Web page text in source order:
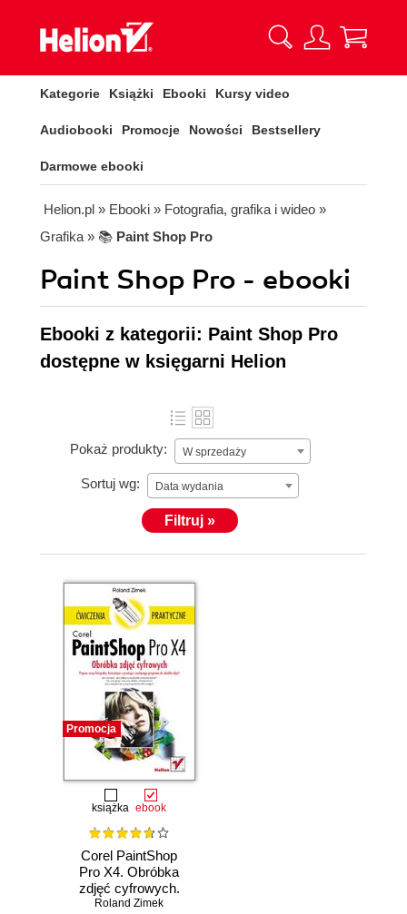
Kategorie Książki Ebooki Kursy video
Audiobooki Promocje Nowości Bestsellery
Darmowe ebooki
Helion.pl » Ebooki » Fotografia, grafika i wideo »
Grafika » 📚 Paint Shop Pro
Paint Shop Pro - ebooki
Ebooki z kategorii: Paint Shop Pro
dostępne w księgarni Helion
Pokaż produkty: W sprzedaży
Sortuj wg: Data wydania
Filtruj »
Promocja
książka ebook
Corel PaintShop
Pro X4. Obróbka
zdjęć cyfrowych.
Ćwiczenia
Roland Zimek